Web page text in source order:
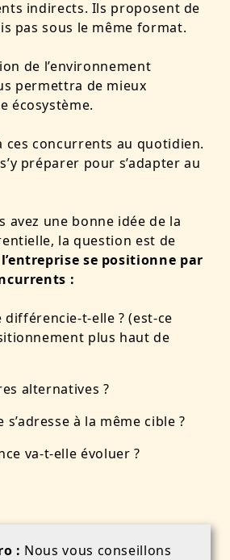
indirects. Ils proposent de
pas sous le même format.
de l’environnement
permettra de mieux
écosystème.
ces concurrents au quotidien.
préparer pour s’adapter au
avez une bonne idée de la
la question est de
se positionne par
:
différencie-t-elle ? (est-ce
plus haut de
alternatives ?
s’adresse à la même cible ?
va-t-elle évoluer ?
: Nous vous conseillons